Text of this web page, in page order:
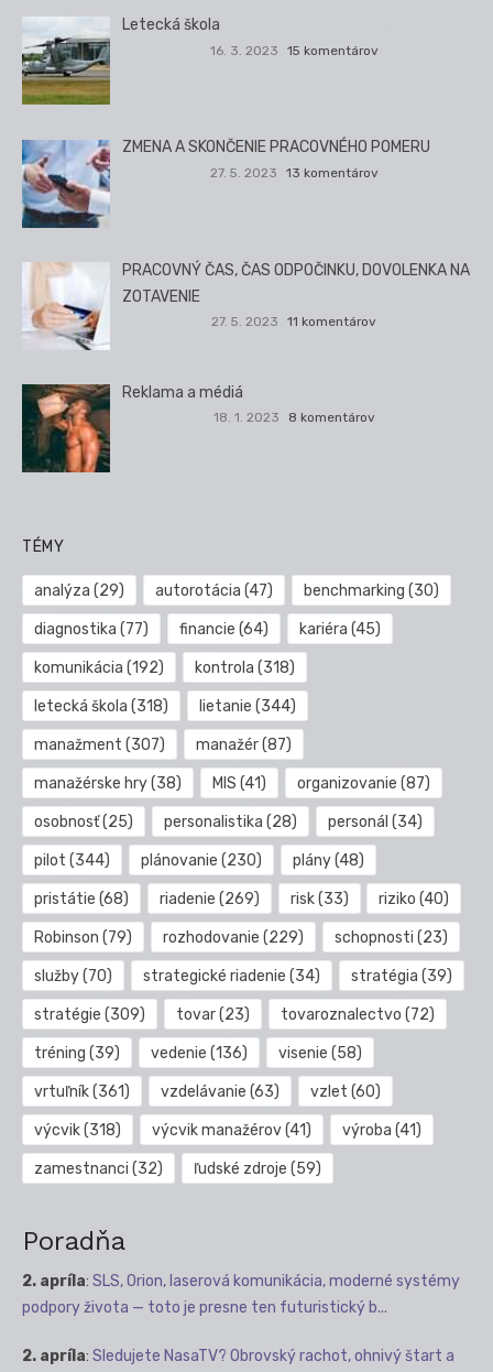
Letecká škola
16. 3. 2023 15 komentárov
ZMENA A SKONČENIE PRACOVNÉHO POMERU
27. 5. 2023 13 komentárov
PRACOVNÝ ČAS, ČAS ODPOČINKU, DOVOLENKA NA
ZOTAVENIE
27. 5. 2023 11 komentárov
Reklama a médiá
18. 1. 2023 8 komentárov
TÉMY
analýza (29) autorotácia (47) benchmarking (30)
diagnostika (77) financie (64) kariéra (45)
komunikácia (192) kontrola (318)
letecká škola (318) lietanie (344)
manažment (307) manažér(87)
manažérske hry(38) MIS (41) organizovanie (87)
osobnosť(25) personalistika (28) personál (34)
pilot (344) plánovanie (230) plány(48)
pristátie (68) riadenie (269) risk(33) riziko (40)
Robinson (79) rozhodovanie (229) schopnosti (23)
služby(70) strategické riadenie (34) stratégia (39)
stratégie (309) tovar(23) tovaroznalectvo (72)
tréning (39) vedenie (136) visenie (58)
vrtuľník(361) vzdelávanie (63) vzlet (60)
výcvik(318) výcvik manažérov(41) výroba (41)
zamestnanci (32) ľudské zdroje (59)
Poradňa
2. apríla: SLS, Orion, laserová komunikácia, moderné systémy
podpory života — toto je presne ten futuristický b...
2. apríla: Sledujete NasaTV? Obrovský rachot, ohnivý štart a